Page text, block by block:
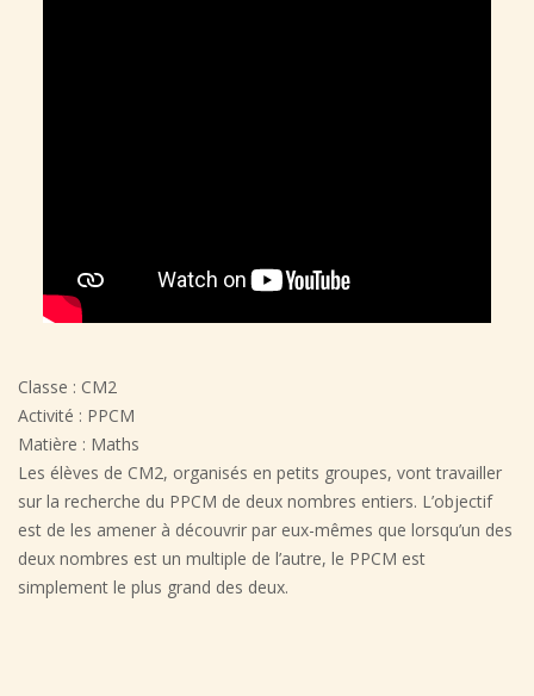
Classe : CM2
Activité : PPCM
Matière : Maths
Les élèves de CM2, organisés en petits groupes, vont travailler
sur la recherche du PPCM de deux nombres entiers. L’objectif
est de les amener à découvrir par eux-mêmes que lorsqu’un des
deux nombres est un multiple de l’autre, le PPCM est
simplement le plus grand des deux.